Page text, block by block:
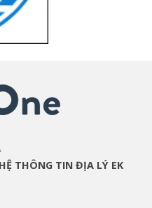
THÔNG TIN ĐỊA LÝ EK